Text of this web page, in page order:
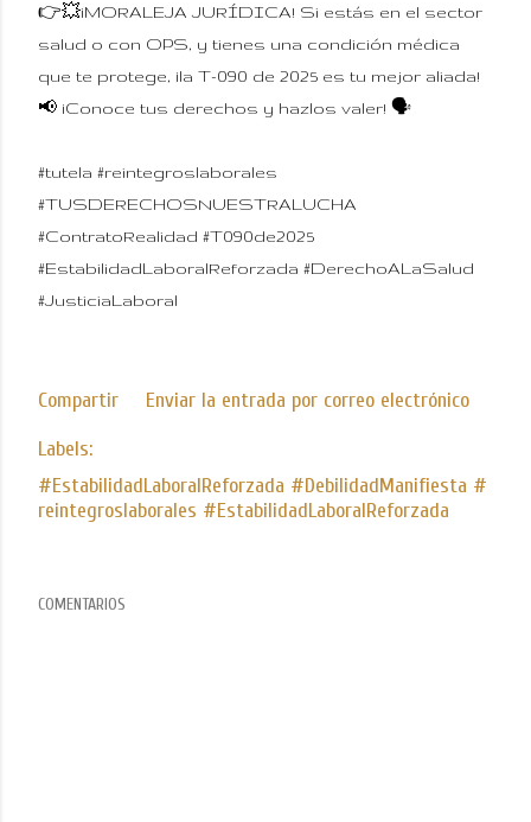
👉💥¡MORALEJA JURÍDICA! Si estás en el sector
salud o con OPS, y tienes una condición médica
que te protege, ¡la T-090 de 2025 es tu mejor aliada!
📢 ¡Conoce tus derechos y hazlos valer! 🗣️
#tutela #reintegroslaborales
#TUSDERECHOSNUESTRALUCHA
#ContratoRealidad #T090de2025
#EstabilidadLaboralReforzada #DerechoALaSalud
#JusticiaLaboral
Compartir
Enviar la entrada por correo electrónico
Labels:
#EstabilidadLaboralReforzada #DebilidadManifiesta #
reintegroslaborales #EstabilidadLaboralReforzada
COMENTARIOS